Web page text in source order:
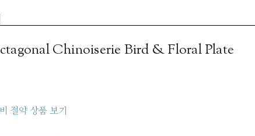
Chinoiserie Bird & Floral Plate
절약 상품 보기